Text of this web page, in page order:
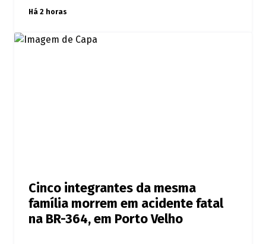
Há 2 horas
Cinco integrantes da mesma
família morrem em acidente fatal
na BR-364, em Porto Velho